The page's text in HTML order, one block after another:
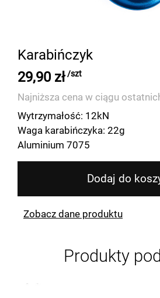
Karabińczyk
29,90 zł /szt
Najniższa cena w ciągu
Wytrzymałość: 12kN
Waga karabińczyka: 22g
Aluminium 7075
Dodaj do
Zobacz dane produktu
Produkty